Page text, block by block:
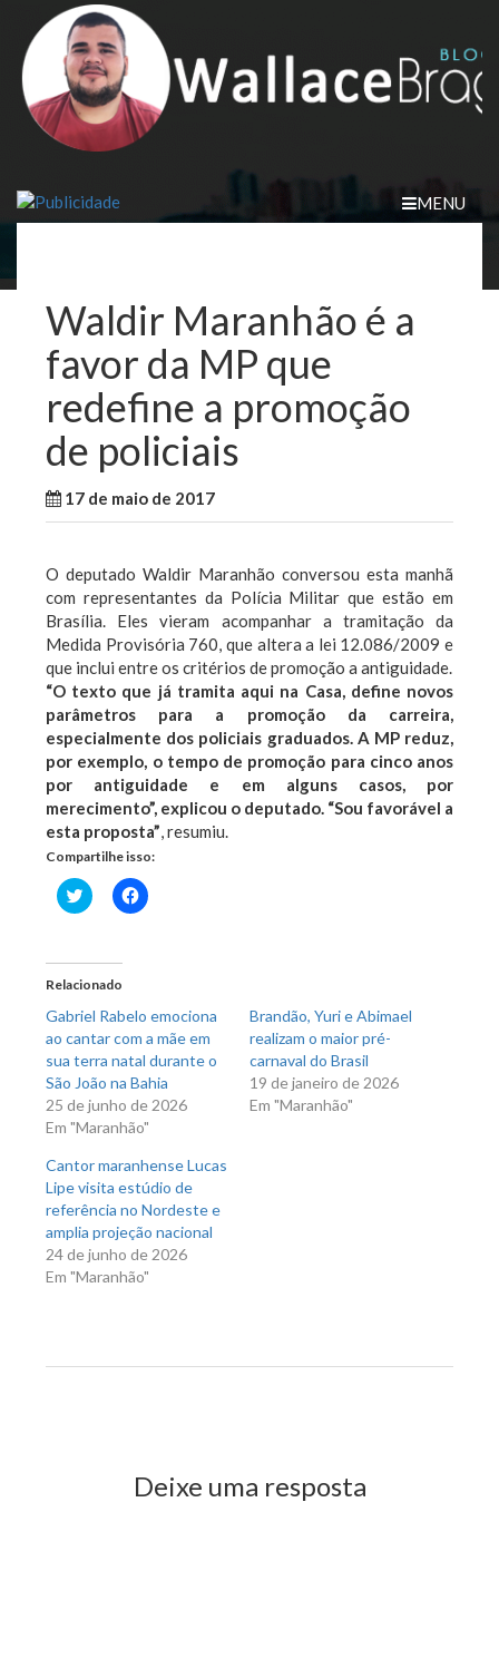
content
MENU
Waldir Maranhão é a
favor da MP que
redefine a promoção
de policiais
17 de maio de 2017
O deputado Waldir Maranhão conversou esta manhã
com representantes da Polícia Militar que estão em
Brasília. Eles vieram acompanhar a tramitação da
Medida Provisória 760, que altera a lei 12.086/2009 e
que inclui entre os critérios de promoção a antiguidade.
“O texto que já tramita aqui na Casa, define novos
parâmetros para a promoção da carreira,
especialmente dos policiais graduados. A MP reduz,
por exemplo, o tempo de promoção para cinco anos
por antiguidade e em alguns casos, por
merecimento”, explicou o deputado. “Sou favorável a
esta proposta”, resumiu.
Compartilhe isso:
Clique
para
em
nova
janela)
Clique
para
Relacionado
Gabriel Rabelo emociona
ao cantar com a mãe em
sua terra natal durante o
São João na Bahia
25 de junho de 2026
Em "Maranhão"
Brandão, Yuri e Abimael
realizam o maior pré-
carnaval do Brasil
19 de janeiro de 2026
Em "Maranhão"
Cantor maranhense Lucas
Lipe visita estúdio de
referência no Nordeste e
amplia projeção nacional
24 de junho de 2026
Em "Maranhão"
Deixe uma resposta